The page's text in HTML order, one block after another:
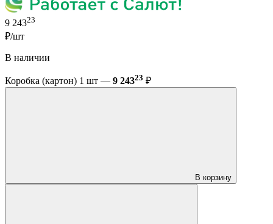
9 24323
₽/шт
В наличии
Коробка (картон) 1 шт — 9 24323 ₽
В корзину